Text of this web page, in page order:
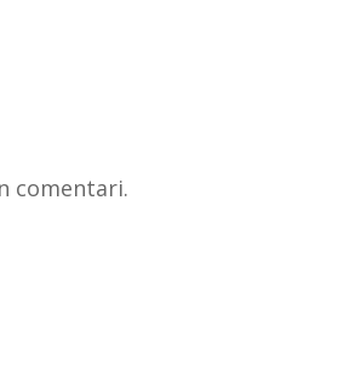
comentari.